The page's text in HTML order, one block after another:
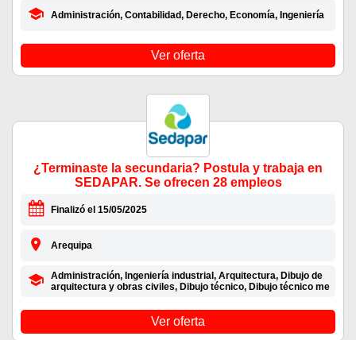
Administración, Contabilidad, Derecho, Economía, Ingeniería
Ver oferta
¿Terminaste la secundaria? Postula y trabaja en
SEDAPAR. Se ofrecen 28 empleos
Finalizó el 15/05/2025
Arequipa
Administración, Ingeniería industrial, Arquitectura, Dibujo de
arquitectura y obras civiles, Dibujo técnico, Dibujo técnico me
Ver oferta